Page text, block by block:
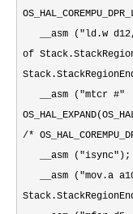
__asm ("ld.w
of
__asm ("mtcr #"
/*
__asm ("isync");
__asm ("mov.a